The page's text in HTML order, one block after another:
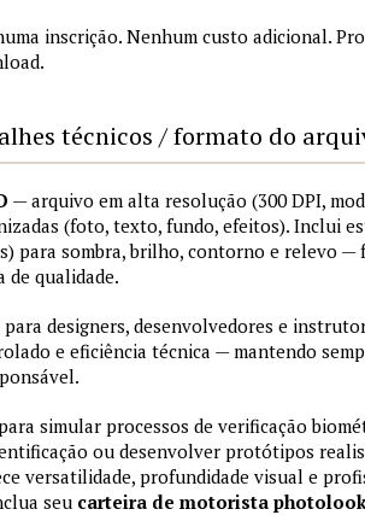
inscrição. Nenhum custo adicional.
técnicos / formato do
— arquivo em alta resolução (300 DPI,
(foto, texto, fundo, efeitos). Inclui
para sombra, brilho, contorno e relevo —
de qualidade.
designers, desenvolvedores e
e eficiência técnica — mantendo
simular processos de verificação
ou desenvolver protótipos
versatilidade, profundidade visual e
seu carteira de motorista